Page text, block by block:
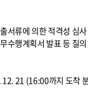
서류에 의한 적격성 심사
수행계획서 발표 등 질
21 (16:00까지 도착